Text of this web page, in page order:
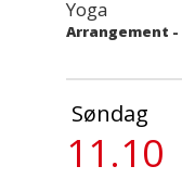
Yoga
Arrangement -
Søndag
11.10